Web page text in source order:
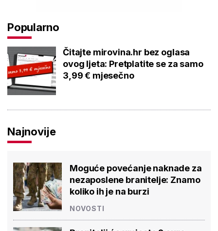
Popularno
Čitajte mirovina.hr bez oglasa
ovog ljeta: Pretplatite se za samo
3,99 € mjesečno
Najnovije
Moguće povećanje naknade za
nezaposlene branitelje: Znamo
koliko ih je na burzi
NOVOSTI